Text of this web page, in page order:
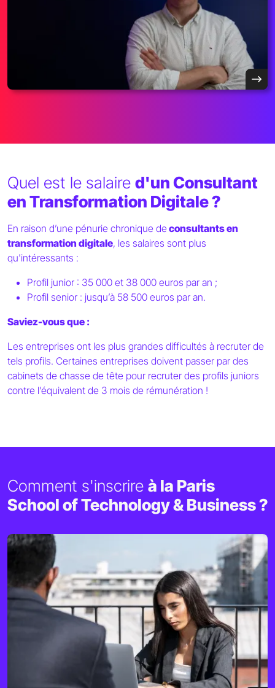
Quel est le salaire d'un Consultant
en Transformation Digitale ?
En raison d’une pénurie chronique deconsultants en
transformation digitale, les salaires sont plus
qu'intéressants :
Profil junior : 35 000 et 38 000 euros par an ;
Profil senior : jusqu’à 58 500 euros par an.
Saviez-vous que :
Les entreprises ont les plus grandes difficultés à recruter de
tels profils. Certaines entreprises doivent passer par des
cabinets de chasse de tête pour recruter des profils juniors
contre l’équivalent de 3 mois de rémunération !
Comment s'inscrire à la Paris
School of Technology & Business ?